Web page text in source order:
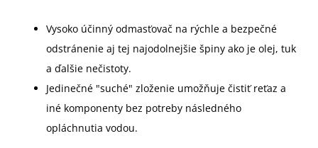
Vysoko účinný odmasťovač na rýchle a bezpečné
odstránenie aj tej najodolnejšie špiny ako je olej, tuk
a ďalšie nečistoty.
Jedinečné "suché" zloženie umožňuje čistiť reťaz a
iné komponenty bez potreby následného
opláchnutia vodou.